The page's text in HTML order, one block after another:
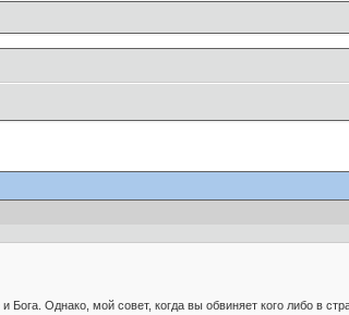
Бога. Однако, мой совет, когда вы обвиняет кого либо в